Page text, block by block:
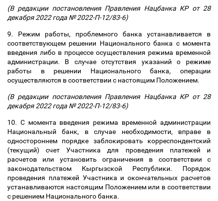
(В редакции постановления Правления Нацбанка КР от 28
декабря 2022 года № 2022-П-12/83-6)
9. Режим работы, проблемного банка устанавливается в
соответствующем решении Национального банка с момента
введения либо в процессе осуществления режима временной
администрации. В случае отсутствия указаний о режиме
работы в решении Национального банка, операции
осуществляются в соответствии с настоящим Положением.
(В редакции постановления Правления Нацбанка КР от 28
декабря 2022 года № 2022-П-12/83-6)
10. С момента введения режима временной администрации
Национальный банк, в случае необходимости, вправе в
одностороннем порядке заблокировать корреспондентский
(текущий) счет Участника для проведения платежей и
расчетов или установить ограничения в соответствии с
законодательством Кыргызской Республики. Порядок
проведения платежей Участника и окончательных расчетов
устанавливаются настоящим Положением или в соответствии
с решением Национального банка.